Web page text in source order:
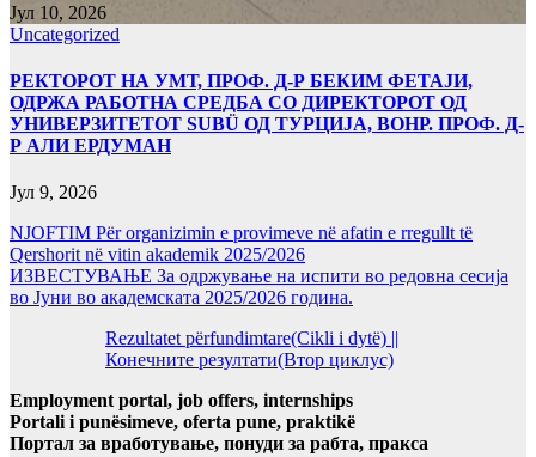
Јул 10, 2026
Uncategorized
РЕКТОРОТ НА УМТ, ПРОФ. Д-Р БЕКИМ ФЕТАЈИ,
ОДРЖА РАБОТНА СРЕДБА СО ДИРЕКТОРОТ ОД
УНИВЕРЗИТЕТОТ SUBÜ ОД ТУРЦИЈА, ВОНР. ПРОФ. Д-
Р АЛИ ЕРДУМАН
Јул 9, 2026
NJOFTIM Për organizimin e provimeve në afatin e rregullt të
Qershorit në vitin akademik 2025/2026
ИЗВЕСТУВАЊЕ За одржување на испити во редовна сесија
во Јуни во академската 2025/2026 година.
Rezultatet përfundimtare(Cikli i dytë) ||
Конечните резултати(Втор циклус)
Employment portal, job offers, internships
Portali i punësimeve, oferta pune, praktikë
Портал за вработување, понуди за рабта, пракса